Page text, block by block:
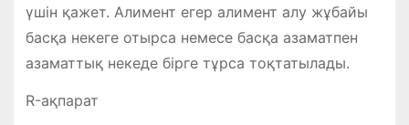
үшін қажет. Алимент егер алимент алу жұбайы
басқа некеге отырса немесе басқа азаматпен
азаматтық некеде бірге тұрса тоқтатылады.
R-ақпарат